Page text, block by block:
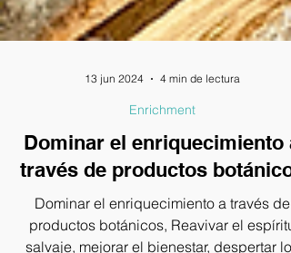
13 jun 2024 4 min de lectura
Enrichment
Dominar el enriquecimiento a
través de productos
Dominar el enriquecimiento a través de